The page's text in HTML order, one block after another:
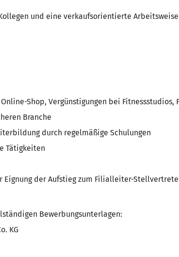
und eine verkaufsorientierte Arbeitsweise
Shop, Vergünstigungen bei Fitnessstudios,
Branche
durch regelmäßige Schulungen
Tätigkeiten
Eignung der Aufstieg zum Filialleiter-
Bewerbungsunterlagen:
KG